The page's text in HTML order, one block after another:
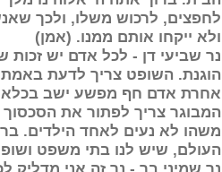
לחפצים, לרכוש משלו, ולכך
ולא ייקחו אותם ממנו. (אמן)
נר שביעי דן - לכל אדם יש זכות
הוגנת. השופט צריך לדעת
אחרת אדם חף מפשע ישב בכלא.
המבוגר צריך לפתור את
משהו לא נעים לאחד הילדים.
העולם, שיש לנו בתי משפט
נר שמיני בר - נר זה אני